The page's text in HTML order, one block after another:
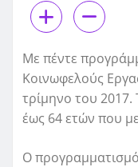
Με πέντε
Κοινωφελούς
τρίμηνο του 2017.
έως 64 ετών που
Ο